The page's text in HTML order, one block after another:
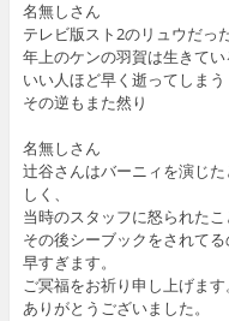
名無しさん
テレビ版スト2のリュウだっ
年上のケンの羽賀は生きてい
いい人ほど早く逝ってしまう
その逆もまた然り
名無しさん
辻谷さんはバーニィを演じ
しく、
当時のスタッフに怒られた
その後シーブックをされてる
早すぎます。
ご冥福をお祈り申し上げます。
ありがとうございました。